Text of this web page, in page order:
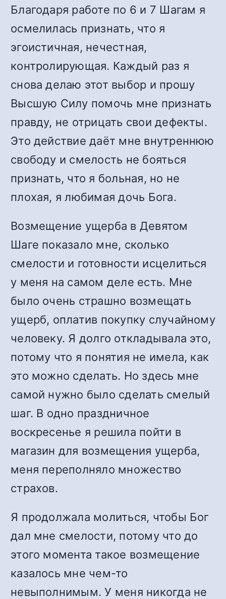
Благодаря работе по 6 и 7 Шагам я
осмелилась признать, что я
эгоистичная, нечестная,
контролирующая. Каждый раз я
снова делаю этот выбор и прошу
Высшую Силу помочь мне признать
правду, не отрицать свои дефекты.
Это действие даёт мне внутреннюю
свободу и смелость не бояться
признать, что я больная, но не
плохая, я любимая дочь Бога.
Возмещение ущерба в Девятом
Шаге показало мне, сколько
смелости и готовности исцелиться
у меня на самом деле есть. Мне
было очень страшно возмещать
ущерб, оплатив покупку случайному
человеку. Я долго откладывала это,
потому что я понятия не имела, как
это можно сделать. Но здесь мне
самой нужно было сделать смелый
шаг. В одно праздничное
воскресенье я решила пойти в
магазин для возмещения ущерба,
меня переполняло множество
страхов.
Я продолжала молиться, чтобы Бог
дал мне смелости, потому что до
этого момента такое возмещение
казалось мне чем-то
невыполнимым. У меня никогда не